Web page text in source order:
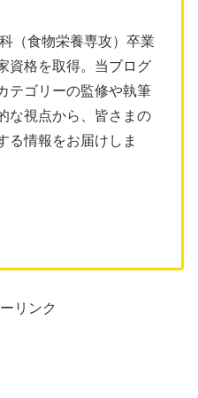
（食物栄養専攻）卒業
資格を取得。当ブログ
テゴリーの監修や執筆
な視点から、皆さまの
る情報をお届けしま
リンク